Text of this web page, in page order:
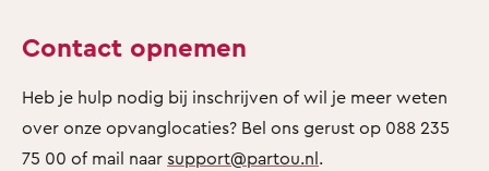
Contact opnemen
Heb je hulp nodig bij inschrijven of wil je meer weten
over onze opvanglocaties? Bel ons gerust op 088 235
75 00 of mail naar support@partou.nl.